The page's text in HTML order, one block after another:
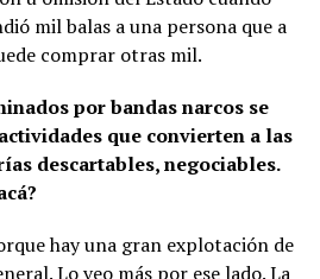
mil balas a una persona que a
comprar otras mil.
por bandas narcos se
que convierten a las
descartables, negociables.
hay una gran explotación de
Lo veo más por ese lado. La